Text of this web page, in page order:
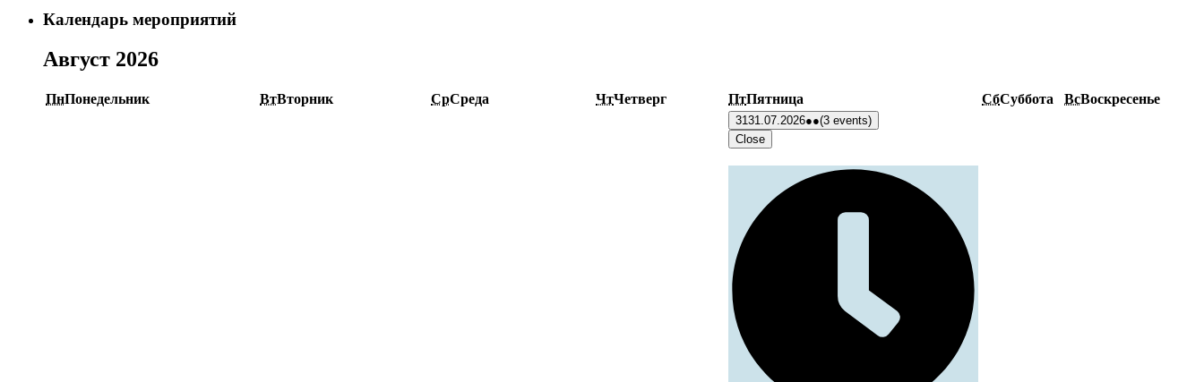
Календарь мероприятий
Август 2026
ПнПонедельник ВтВторник СрСреда ЧтЧетверг ПтПятница СбСуббота ВсВоскресенье
3131.07.2026●●(3 events)
Close